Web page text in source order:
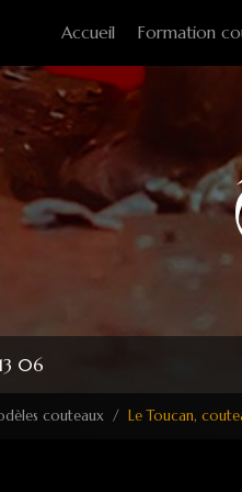
Accueil Formation
06
couteaux Le Toucan,